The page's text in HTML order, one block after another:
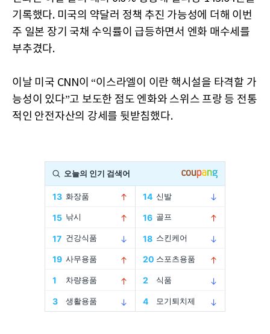
기록했다. 미국의 약달러 정책 추진 가능성에 더해 이번
주 일본 장기 국채 수익률이 급등하면서 엔화 매수세를
부추겼다.
이날 미국 CNN이 “이스라엘이 이란 핵시설을 타격할 가
능성이 있다”고 보도한 점도 엔화와 스위스 프랑 등 전통
적인 안전자산의 강세를 뒷받침했다.